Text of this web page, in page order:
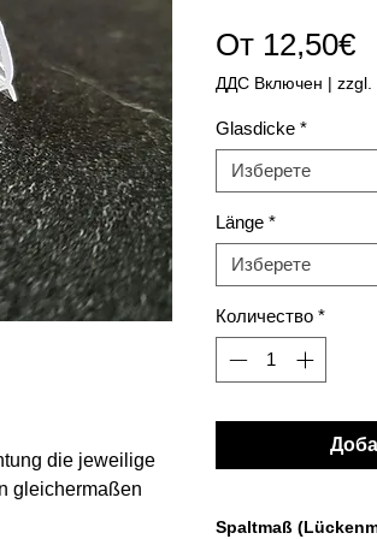
die jeweilige
gleichermaßen
От 12,50€
ДДС Включен | zzgl.
Glasdicke *
Изберете
Länge *
Изберете
Количество *
Spaltmaß